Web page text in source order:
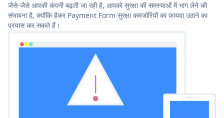
जैसे-जैसे आपकी कंपनी बढ़ती जा रही है, आपको सुरक्षा की समस्याओं में भाग लेने की
संभावना है, क्योंकि हैकर Payment Form सुरक्षा कमजोरियों का फायदा उठाने का
प्रयास कर सकते हैं।